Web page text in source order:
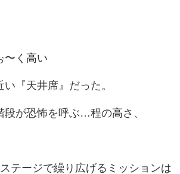
〜く高い
『天井席』だった。
段が恐怖を呼ぶ…程の高さ、
テージで繰り広げるミッションは